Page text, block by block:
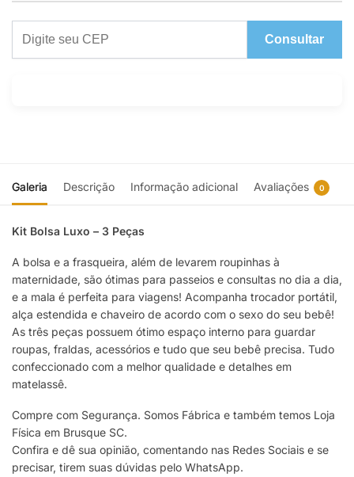
Consultar
Galeria Descrição Informação adicional Avaliações 0
Kit Bolsa Luxo – 3 Peças
A bolsa e a frasqueira, além de levarem roupinhas à
maternidade, são ótimas para passeios e consultas no dia a dia,
e a mala é perfeita para viagens! Acompanha trocador portátil,
alça estendida e chaveiro de acordo com o sexo do seu bebê!
As três peças possuem ótimo espaço interno para guardar
roupas, fraldas, acessórios e tudo que seu bebê precisa. Tudo
confeccionado com a melhor qualidade e detalhes em
matelassê.
Compre com Segurança. Somos Fábrica e também temos Loja
Física em Brusque SC.
Confira e dê sua opinião, comentando nas Redes Sociais e se
precisar, tirem suas dúvidas pelo WhatsApp.